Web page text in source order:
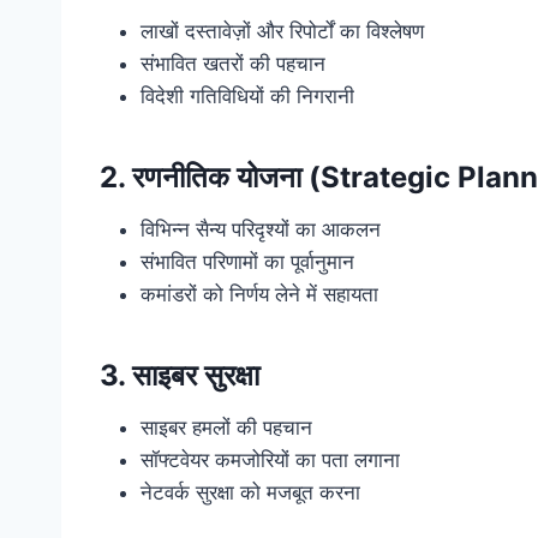
लाखों दस्तावेज़ों और रिपोर्टों का विश्लेषण
संभावित खतरों की पहचान
विदेशी गतिविधियों की निगरानी
2. रणनीतिक योजना (Strategic
विभिन्न सैन्य परिदृश्यों का आकलन
संभावित परिणामों का पूर्वानुमान
कमांडरों को निर्णय लेने में सहायता
3. साइबर सुरक्षा
साइबर हमलों की पहचान
सॉफ्टवेयर कमजोरियों का पता लगाना
नेटवर्क सुरक्षा को मजबूत करना